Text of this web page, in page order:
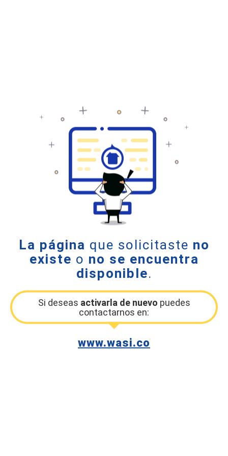
La página que solicitaste no
existe o no se encuentra
disponible.
Si deseas activarla de nuevo puedes
contactarnos en:
www.wasi.co